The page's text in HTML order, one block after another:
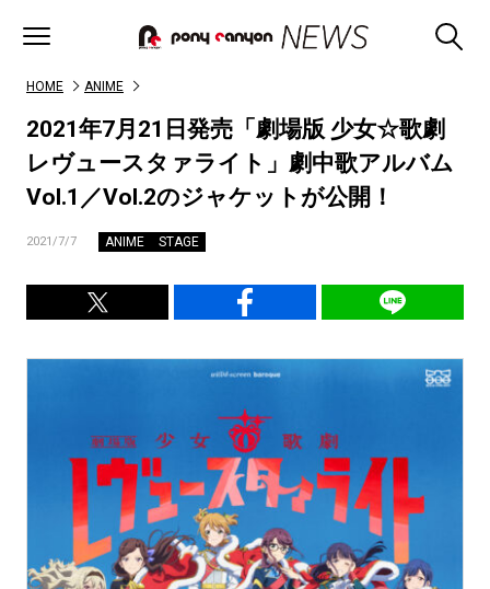
HOME ANIME
2021年7月21日発売「劇場版 少女☆歌劇
レヴュースタァライト」劇中歌アルバム
Vol.1／Vol.2のジャケットが公開！
2021/7/7 ANIME STAGE